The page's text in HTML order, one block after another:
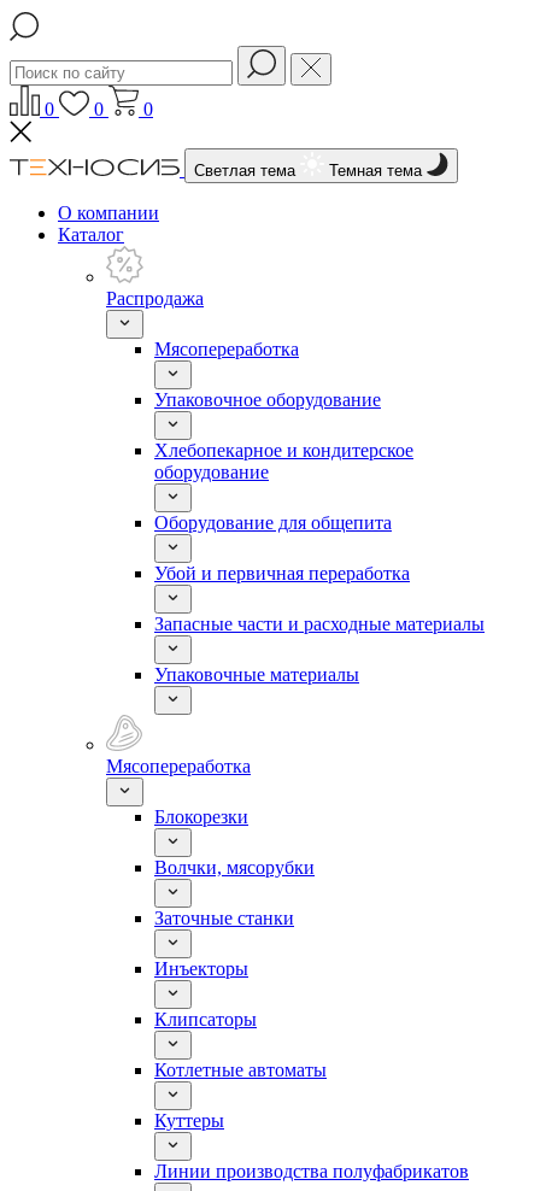
0 0 0
Светлая тема Темная тема
О компании
Каталог
Распродажа
Мясопереработка
Упаковочное оборудование
Хлебопекарное и кондитерское
оборудование
Оборудование для общепита
Убой и первичная переработка
Запасные части и расходные материалы
Упаковочные материалы
Мясопереработка
Блокорезки
Волчки, мясорубки
Заточные станки
Инъекторы
Клипсаторы
Котлетные автоматы
Куттеры
Линии производства полуфабрикатов